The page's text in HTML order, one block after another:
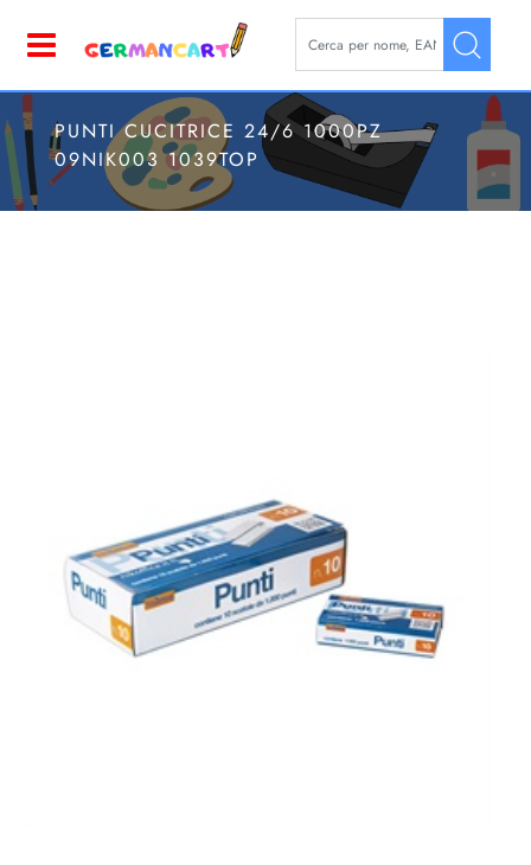
La modifica di un filtro
PUNTI CUCITRICE 24/6 1000PZ
09NIK003 1039TOP